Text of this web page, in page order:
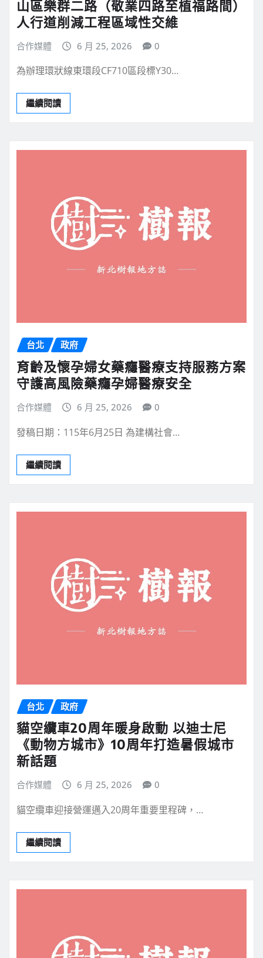
山區樂群二路（敬業四路至植福路間）
人行道削減工程區域性交維
合作媒體 6 月 25, 2026 0
為辦理環狀線東環段CF710區段標Y30…
繼續閱讀
台北 政府
育齡及懷孕婦女藥癮醫療支持服務方案
守護高風險藥癮孕婦醫療安全
合作媒體 6 月 25, 2026 0
發稿日期：115年6月25日 為建構社會…
繼續閱讀
台北 政府
貓空纜車20周年暖身啟動 以迪士尼
《動物方城市》10周年打造暑假城市
新話題
合作媒體 6 月 25, 2026 0
貓空纜車迎接營運邁入20周年重要里程碑，…
繼續閱讀